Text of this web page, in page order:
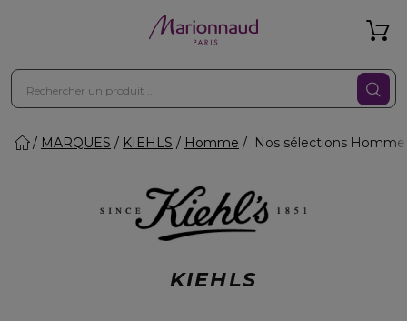
MARQUES KIEHLS Homme Nos sélections Homme
KIEHLS